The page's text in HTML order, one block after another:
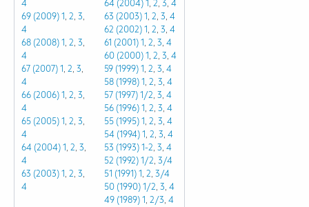
4
69 (2009)1, 2, 3,
4
68 (2008)1, 2, 3,
4
67 (2007)1, 2, 3,
4
66 (2006)1, 2, 3,
4
65 (2005)1, 2, 3,
4
64 (2004)1, 2, 3,
4
63 (2003)1, 2, 3,
4
64 (2004)1, 2, 3, 4
63 (2003)1, 2, 3, 4
62 (2002)1, 2, 3, 4
61 (2001)1, 2, 3, 4
60 (2000)1, 2, 3, 4
59 (1999)1, 2, 3, 4
58 (1998)1, 2, 3, 4
57 (1997)1/2, 3, 4
56 (1996)1, 2, 3, 4
55 (1995)1, 2, 3, 4
54 (1994)1, 2, 3, 4
53 (1993)1-2, 3, 4
52 (1992)1/2, 3/4
51 (1991)1, 2, 3/4
50 (1990)1/2, 3, 4
49 (1989)1, 2/3, 4